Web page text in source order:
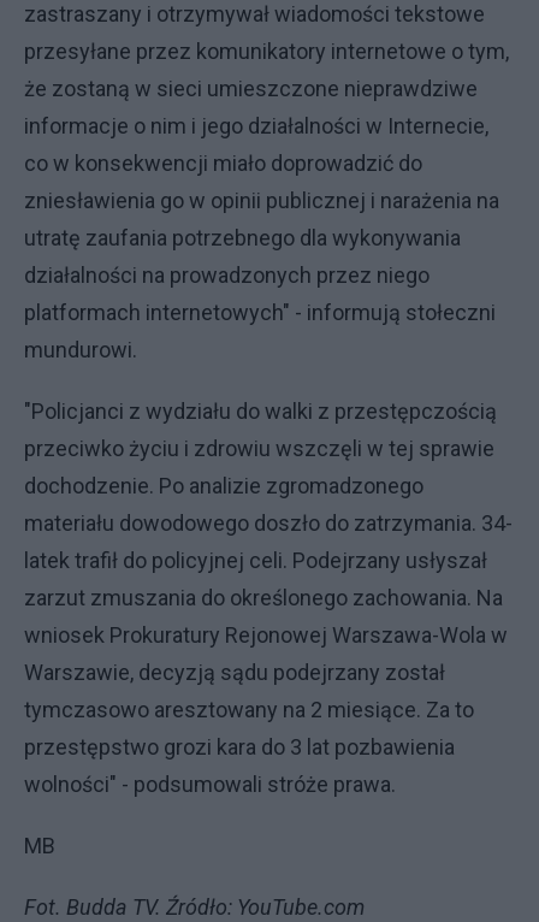
zastraszany i otrzymywał wiadomości tekstowe
przesyłane przez komunikatory internetowe o tym,
że zostaną w sieci umieszczone nieprawdziwe
informacje o nim i jego działalności w Internecie,
co w konsekwencji miało doprowadzić do
zniesławienia go w opinii publicznej i narażenia na
utratę zaufania potrzebnego dla wykonywania
działalności na prowadzonych przez niego
platformach internetowych" - informują stołeczni
mundurowi.
"Policjanci z wydziału do walki z przestępczością
przeciwko życiu i zdrowiu wszczęli w tej sprawie
dochodzenie. Po analizie zgromadzonego
materiału dowodowego doszło do zatrzymania. 34-
latek trafił do policyjnej celi. Podejrzany usłyszał
zarzut zmuszania do określonego zachowania. Na
wniosek Prokuratury Rejonowej Warszawa-Wola w
Warszawie, decyzją sądu podejrzany został
tymczasowo aresztowany na 2 miesiące. Za to
przestępstwo grozi kara do 3 lat pozbawienia
wolności" - podsumowali stróże prawa.
MB
Fot. Budda TV. Źródło: YouTube.com